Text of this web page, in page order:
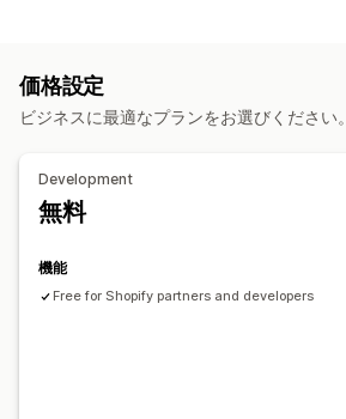
オファーとおすすめ
おすすめ商品
AIによるおすすめ
A/Bテスト クリックスルー率
ファネルのパフォーマンス
アンケート
カスタムフォント
SMSの収集リスト
タグ付け
価格設定
ビジネスに最適なプランをお選びください。
Development
無料
機能
Free for Shopify partners and developers